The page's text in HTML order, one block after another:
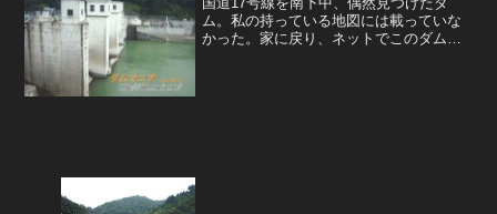
ム。私の持っている地図には載っていな
かった。家に戻り、ネットでこのダムに